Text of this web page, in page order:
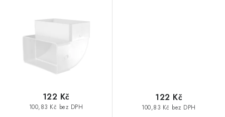
100,83 Kč bez DPH
122 Kč
100,83 Kč bez DPH
122 Kč